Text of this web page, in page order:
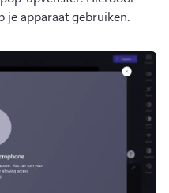
je apparaat gebruiken.